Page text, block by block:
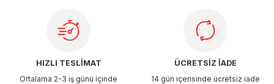
HIZLI TESLİMAT
Ortalama 2-3 iş günü içinde
ÜCRETSİZ İADE
14 gün içerisinde ücretsiz iade